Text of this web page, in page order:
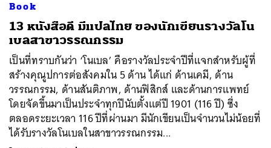
Book
13 หนังสือดี มีแปลไทย ของนักเขียนรางวัลโน
เบลสาขาวรรณกรรม
เป็นที่ทราบกันว่า ‘โนเบล’ คือรางวัลประจำปีที่แจกสำหรับผู้ที่
สร้างคุณูปการต่อสังคมใน 5 ด้าน ได้แก่ ด้านเคมี, ด้าน
วรรณกรรม, ด้านสันติภาพ, ด้านฟิสิกส์ และด้านการแพทย์
โดยจัดขึ้นมาเป็นประจำทุกปีนับตั้งแต่ปี 1901 (116 ปี) ซึ่ง
ตลอดระยะเวลา 116 ปีที่ผ่านมา มีนักเขียนเป็นจำนวนไม่น้อยที่
ได้รับรางวัลโนเบลในสาขาวรรณกรรม...
ค้นหา